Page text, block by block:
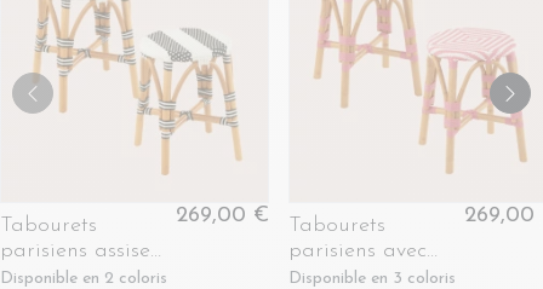
Tabourets
parisiens assise
tressée rayures
Disponible en 2 coloris
269,00 €
Tabourets
parisiens avec
assise tressée (lot
Disponible en 3 coloris
269,00